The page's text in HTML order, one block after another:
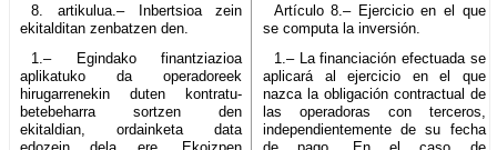
8. artikulua.– Inbertsioa zein
ekitalditan zenbatzen den.
Artículo 8.– Ejercicio en el que
se computa la inversión.
1.– Egindako finantziazioa
aplikatuko da operadoreek
hirugarrenekin duten kontratu-
betebeharra sortzen den
ekitaldian, ordainketa data
1.– La financiación efectuada se
aplicará al ejercicio en el que
nazca la obligación contractual de
las operadoras con terceros,
independientemente de su fecha